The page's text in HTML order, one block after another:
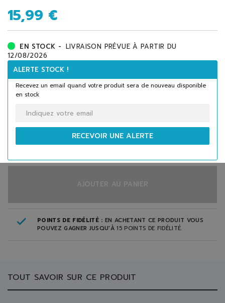
15,99 €
EN STOCK - LIVRAISON PRÉVUE À PARTIR DU
12/08/2026
ALERTE STOCK !
Recevez un email quand votre produit sera de nouveau disponible
en stock
RECEVOIR UNE ALERTE
AJOUTER AU PANIER
POINTS DE FIDÉLITÉ : EN ACHETANT CE PRODUIT VOUS
POUVEZ GAGNER JUSQU'À15POINTS DE FIDÉLITÉ.
TOUT SAVOIR SUR CE PRODUIT